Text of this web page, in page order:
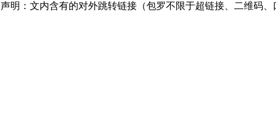
明：文内含有的对外跳转链接（包罗不限于超链接、二维码